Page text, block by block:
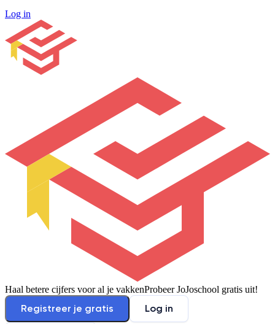
Log in
Haal betere cijfers voor al je vakkenProbeer JoJoschool gratis uit!
Registreer je gratis Log in